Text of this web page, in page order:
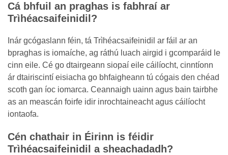
Cá bhfuil an praghas is fabhraí ar
Trìhéacsaifeinidil?
Inár gcógaslann féin, tá Trìhéacsaifeinidil ar fáil ar an
bpraghas is iomaíche, ag ráthú luach airgid i gcomparáid le
cinn eile. Cé go dtairgeann siopaí eile cáilíocht, cinntíonn
ár dtairiscintí eisiacha go bhfaigheann tú cógais den chéad
scoth gan íoc iomarca. Ceannaigh uainn agus bain tairbhe
as an meascán foirfe idir inrochtaineacht agus cáilíocht
iontaofa.
Cén chathair in Éirinn is féidir
Trìhéacsaifeinidil a sheachadadh?